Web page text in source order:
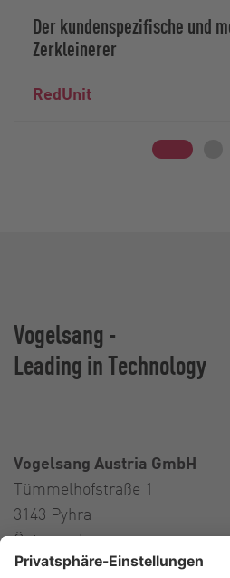
Der kundenspezifische und
Zerkleinerer
RedUnit
Vogelsang -
Leading in Technology
Vogelsang Austria GmbH
Tümmelhofstraße 1
3143 Pyhra
Österreich